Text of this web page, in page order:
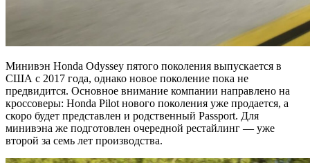
Минивэн Honda Odyssey пятого поколения выпускается в
США с 2017 года, однако новое поколение пока не
предвидится. Основное внимание компании направлено на
кроссоверы: Honda Pilot нового поколения уже продается, а
скоро будет представлен и родственный Passport. Для
минивэна же подготовлен очередной рестайлинг — уже
второй за семь лет производства.